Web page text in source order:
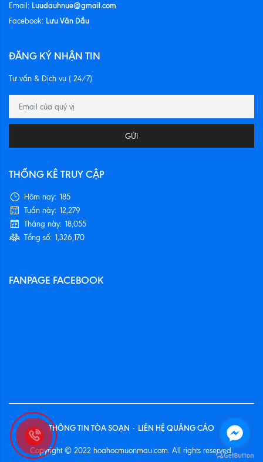
Email: Luudauhnue@gmail.com
Facebook: Lưu Văn Dầu
ĐĂNG KÝ NHẬN TIN
Tư vấn & Dịch vụ ( 24/7)
GỬI
THỐNG KÊ TRUY CẬP
Hôm nay: 185
Tuần này: 12,279
Tháng này: 18,055
Tổng số: 1,326,170
FANPAGE FACEBOOK
THÔNG TIN TÒA SOẠN - LIÊN HỆ QUẢNG CÁO
Copyright © 2022 hoahocmuonmau.com. All rights reserved.